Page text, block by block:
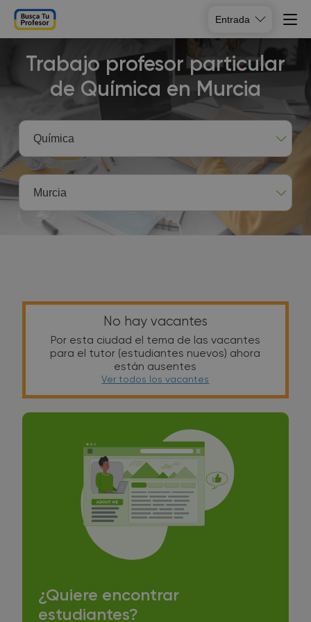
Entrada
Trabajo profesor particular
de Química en Murcia
Química
Murcia
¿Quiere encontrar
estudiantes?
No hay vacantes
Por esta ciudad el tema de las vacantes
para el tutor (estudiantes nuevos) ahora
están ausentes
Ver todos los vacantes